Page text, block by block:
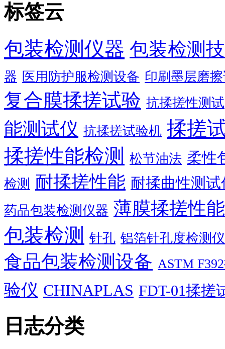
标签云
包装检测仪器 包装检测
器 医用防护服检测设备 印刷墨层磨
复合膜揉搓试验 抗揉搓性测试
能测试仪 抗揉搓试验机 揉搓
揉搓性能检测
松节油法 柔性
检测 耐揉搓性能 耐揉曲性测试
药品包装检测仪器 薄膜揉搓性
包装检测 针孔 铝箔针孔度检测
食品包装检测设备 ASTM
验仪 CHINAPLAS FDT-01揉搓
日志分类